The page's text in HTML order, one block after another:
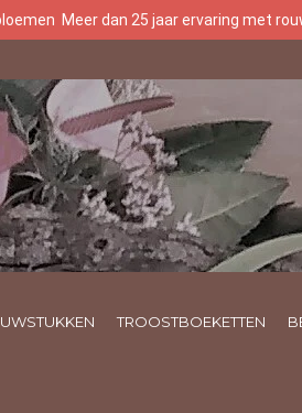
Meer dan 25 jaar ervaring met
TROOSTBOEKETTEN